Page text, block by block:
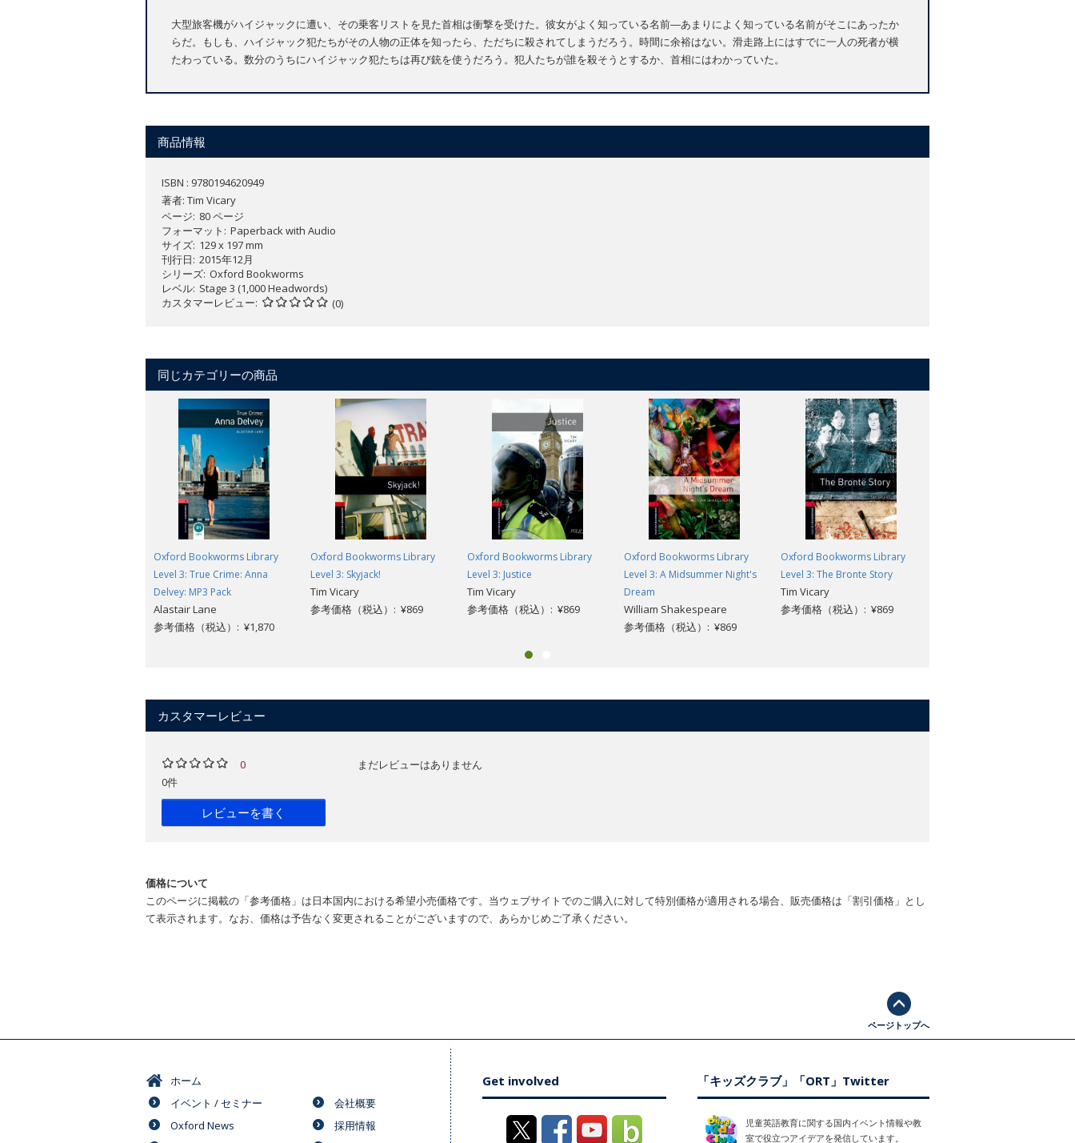
大型旅客機がハイジャックに遭い、その乗客リストを見た首相は衝撃を受けた。彼女がよく知っている名前―あまりによく知っている名前がそこにあったか
らだ。もしも、ハイジャック犯たちがその人物の正体を知ったら、ただちに殺されてしまうだろう。時間に余裕はない。滑走路上にはすでに一人の死者が横
たわっている。数分のうちにハイジャック犯たちは再び銃を使うだろう。犯人たちが誰を殺そうとするか、首相にはわかっていた。
商品情報
ISBN : 9780194620949
著者: Tim Vicary
ページ 80 ページ
フォーマット
Paperback with Audio
サイズ 129 x 197 mm
刊行日 2015年12月
シリーズ Oxford Bookworms
レベル Stage 3 (1,000 Headwords)
カスタマーレビュー
(0)
同じカテゴリーの商品
Oxford Bookworms Library
Level 3: True Crime: Anna
Delvey: MP3 Pack
Alastair Lane
参考価格（税込）: ¥1,870
Oxford Bookworms Library
Level 3: Skyjack!
Tim Vicary
参考価格（税込）: ¥869
Oxford Bookworms Library
Level 3: Justice
Tim Vicary
参考価格（税込）: ¥869
Oxford Bookworms Library
Level 3: A Midsummer Night's
Dream
William Shakespeare
参考価格（税込）: ¥869
Oxford Bookworms Library
Level 3: The Bronte Story
Tim Vicary
参考価格（税込）: ¥869
カスタマーレビュー
0
0件
レビューを書く
まだレビューはありません
価格について
このページに掲載の「参考価格」は日本国内における希望小売価格です。当ウェブサイトでのご購入に対して特別価格が適用される場合、販売価格は「割引価格」とし
て表示されます。なお、価格は予告なく変更されることがございますので、あらかじめご了承ください。
ページトップへ
ホーム
イベント / セミナー
Oxford News
会社概要
採用情報
Get involved 「キッズクラブ」「ORT」Twitter
児童英語教育に関する国内イベント情報や教
室で役立つアイデアを発信しています。